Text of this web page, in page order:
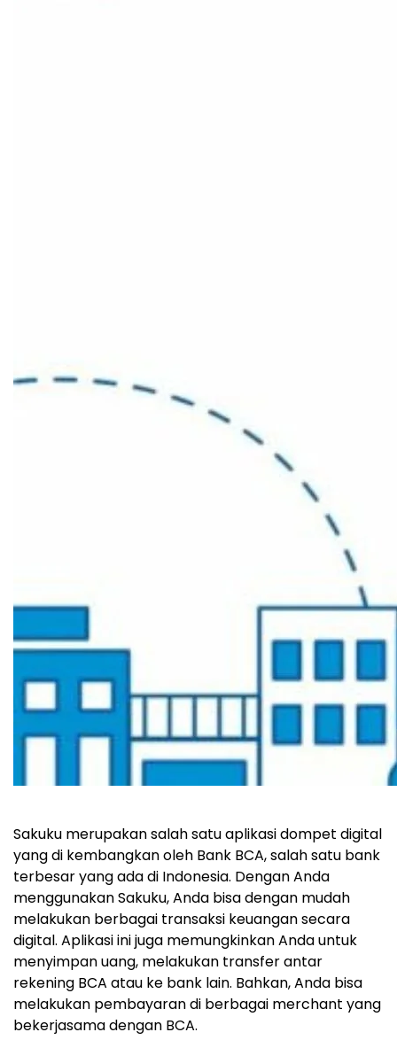
Sakuku merupakan salah satu aplikasi dompet digital
yang di kembangkan oleh Bank BCA, salah satu bank
terbesar yang ada di Indonesia. Dengan Anda
menggunakan Sakuku, Anda bisa dengan mudah
melakukan berbagai transaksi keuangan secara
digital. Aplikasi ini juga memungkinkan Anda untuk
menyimpan uang, melakukan transfer antar
rekening BCA atau ke bank lain. Bahkan, Anda bisa
melakukan pembayaran di berbagai merchant yang
bekerjasama dengan BCA.